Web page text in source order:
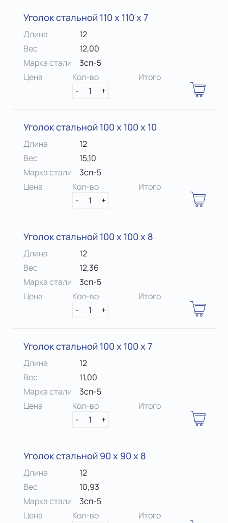
Уголок стальной 110 х 110 x 7
Длина
12
Вес
12,00
Марка стали
3сп-5
Цена
Кол-во
-
1 +
Итого
Уголок стальной 100 х 100 x 10
Длина
12
Вес
15,10
Марка стали
3сп-5
Цена
Кол-во
-
1 +
Итого
Уголок стальной 100 х 100 x 8
Длина
12
Вес
12,36
Марка стали
3сп-5
Цена
Кол-во
-
1 +
Итого
Уголок стальной 100 х 100 x 7
Длина
12
Вес
11,00
Марка стали
3сп-5
Цена
Кол-во
-
1 +
Итого
Уголок стальной 90 х 90 x 8
Длина
12
Вес
10,93
Марка стали
3сп-5
Цена
Кол-во
Итого